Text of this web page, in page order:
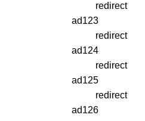
redirect
ad123
redirect
ad124
redirect
ad125
redirect
ad126